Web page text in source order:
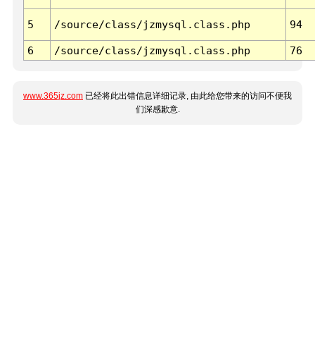
5 /source/class/jzmysql.class.php 94
6 /source/class/jzmysql.class.php 76
www.365jz.com 已经将此出错信息详细记录, 由此给您带来的访问不便我
们深感歉意.